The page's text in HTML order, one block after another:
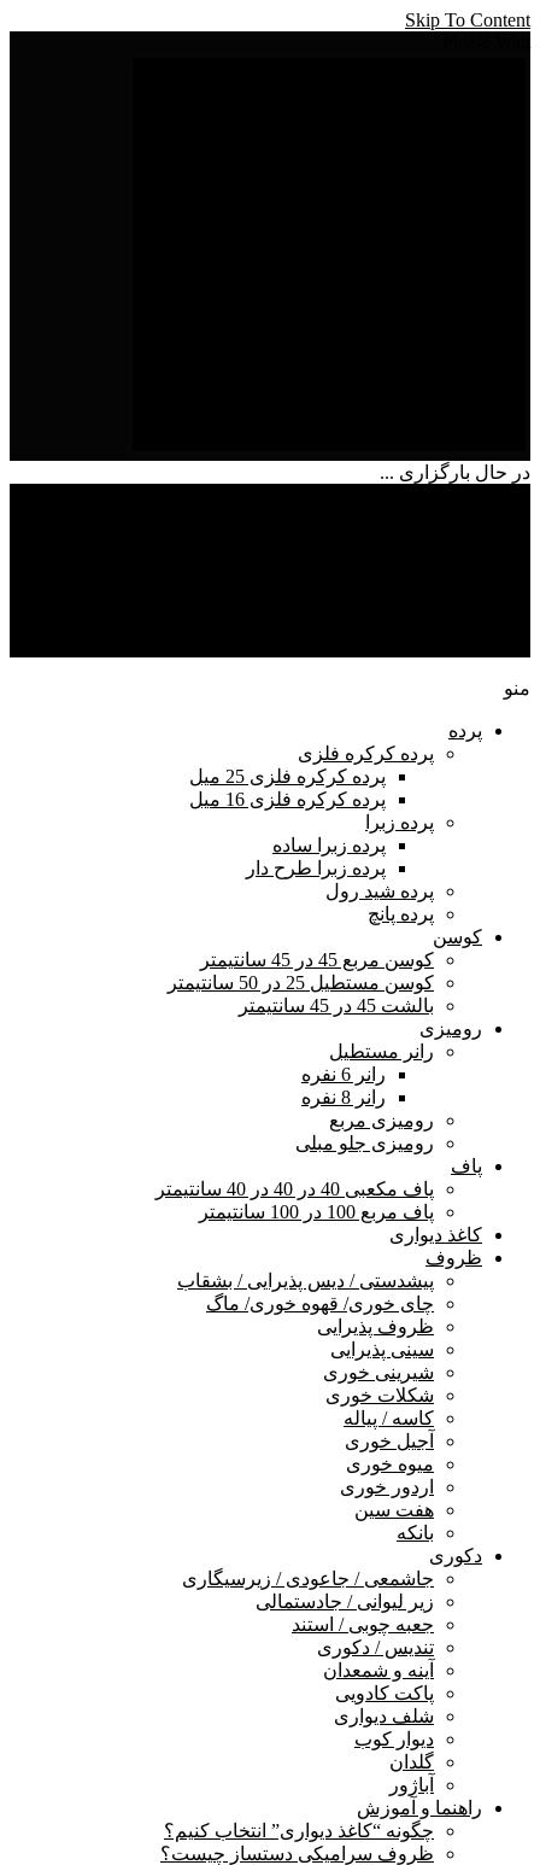
Skip To Content
در حال بارگزاری ...
منو
پرده
پرده کرکره فلزی
پرده کرکره فلزی 25 میل
پرده کرکره فلزی 16 میل
پرده زبرا
پرده زبرا ساده
پرده زبرا طرح دار
پرده شید رول
پرده پانچ
کوسن
کوسن مربع 45 در 45 سانتیمتر
کوسن مستطیل 25 در 50 سانتیمتر
بالشت 45 در 45 سانتیمتر
رومیزی
رانر مستطیل
رانر 6 نفره
رانر 8 نفره
رومیزی مربع
رومیزی جلو مبلی
پاف
پاف مکعبی 40 در 40 در 40 سانتیمتر
پاف مربع 100 در 100 سانتیمتر
کاغذ دیواری
ظروف
پیشدستی / دیس پذیرایی / بشقاب
چای خوری/ قهوه خوری/ ماگ
ظروف پذیرایی
سینی پذیرایی
شیرینی خوری
شکلات خوری
کاسه / پیاله
آجیل خوری
میوه خوری
اردور خوری
هفت سین
بانکه
دکوری
جاشمعی / جاعودی / زیرسیگاری
زیر لیوانی / جادستمالی
جعبه چوبی / استند
تندیس / دکوری
آینه و شمعدان
پاکت کادویی
شلف دیواری
دیوار کوب
گلدان
آباژور
راهنما و آموزش
چگونه “کاغذ دیواری” انتخاب کنیم؟
ظروف سرامیکی دستساز چیست؟